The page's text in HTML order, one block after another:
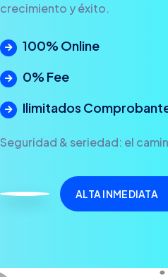
crecimiento y éxito.
100% Online
0% Fee
Ilimitados
Seguridad & seriedad: el
ALTA INMEDIATA